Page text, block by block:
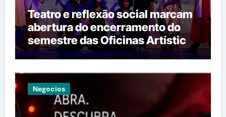
Teatro e reflexão social marcam
abertura do encerramento do
semestre das Oficinas Artísticas
do Teatro João Paulo II
Negocios